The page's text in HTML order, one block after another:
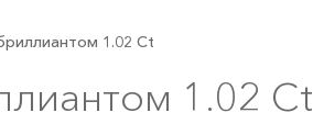
1.02 Ct
1.02 Ct